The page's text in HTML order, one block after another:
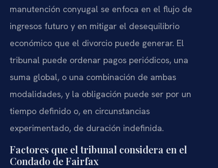
manutención conyugal se enfoca en el flujo de
ingresos futuro y en mitigar el desequilibrio
económico que el divorcio puede generar. El
tribunal puede ordenar pagos periódicos, una
suma global, o una combinación de ambas
modalidades, y la obligación puede ser por un
tiempo definido o, en circunstancias
experimentado, de duración indefinida.
Factores que el tribunal considera en el
Condado de Fairfax